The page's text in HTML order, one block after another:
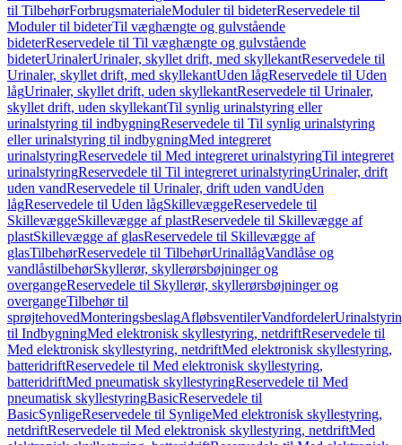
til TilbehørForbrugsmaterialeModuler til bideterReservedele til
Moduler til bideterTil væghængte og gulvstående
bideterReservedele til Til væghængte og gulvstående
bideterUrinalerUrinaler, skyllet drift, med skyllekantReservedele til
Urinaler, skyllet drift, med skyllekantUden lågReservedele til Uden
lågUrinaler, skyllet drift, uden skyllekantReservedele til Urinaler,
skyllet drift, uden skyllekantTil synlig urinalstyring eller
urinalstyring til indbygningReservedele til Til synlig urinalstyring
eller urinalstyring til indbygningMed integreret
urinalstyringReservedele til Med integreret urinalstyringTil integreret
urinalstyringReservedele til Til integreret urinalstyringUrinaler, drift
uden vandReservedele til Urinaler, drift uden vandUden
lågReservedele til Uden lågSkillevæggeReservedele til
SkillevæggeSkillevægge af plastReservedele til Skillevægge af
plastSkillevægge af glasReservedele til Skillevægge af
glasTilbehørReservedele til TilbehørUrinallågVandlåse og
vandlåstilbehørSkyllerør, skyllerørsbøjninger og
overgangeReservedele til Skyllerør, skyllerørsbøjninger og
overgangeTilbehør til
sprøjtehovedMonteringsbeslagAfløbsventilerVandfordeler
til IndbygningMed elektronisk skyllestyring, netdriftReservedele til
Med elektronisk skyllestyring, netdriftMed elektronisk skyllestyring,
batteridriftReservedele til Med elektronisk skyllestyring,
batteridriftMed pneumatisk skyllestyringReservedele til Med
pneumatisk skyllestyringBasicReservedele til
BasicSynligeReservedele til SynligeMed elektronisk skyllestyring,
netdriftReservedele til Med elektronisk skyllestyring, netdriftMed